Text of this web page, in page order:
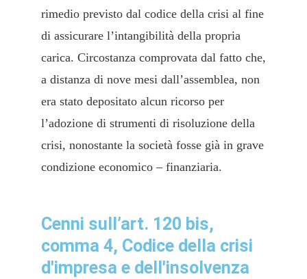
rimedio previsto dal codice della crisi al fine
di assicurare l’intangibilità della propria
carica. Circostanza comprovata dal fatto che,
a distanza di nove mesi dall’assemblea, non
era stato depositato alcun ricorso per
l’adozione di strumenti di risoluzione della
crisi, nonostante la società fosse già in grave
condizione economico – finanziaria.
Cenni sull’art. 120 bis,
comma 4, Codice della crisi
d'impresa e dell'insolvenza